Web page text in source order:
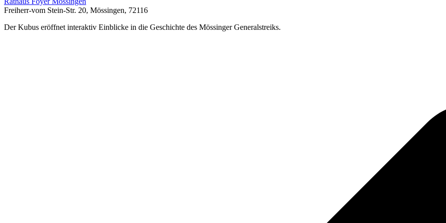
Freiherr-vom Stein-Str. 20, Mössingen, 72116
Der Kubus eröffnet interaktiv Einblicke in die Geschichte des Mössinger Generalstreiks.